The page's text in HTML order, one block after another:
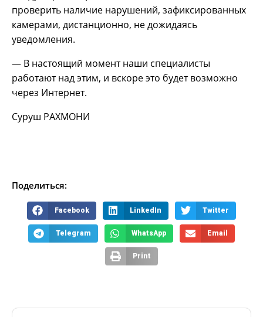
проверить наличие нарушений, зафиксированных
камерами, дистанционно, не дожидаясь
уведомления.
— В настоящий момент наши специалисты
работают над этим, и вскоре это будет возможно
через Интернет.
Суруш РАХМОНИ
Поделиться:
Facebook LinkedIn Twitter
Telegram WhatsApp Email
Print